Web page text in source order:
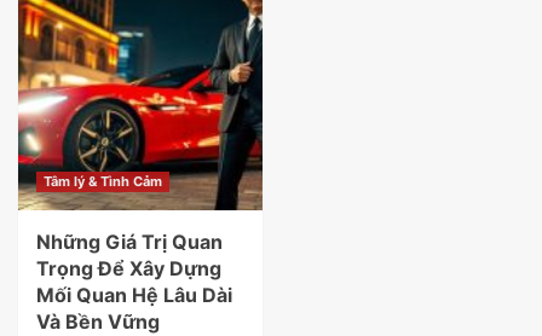
Tâm lý & Tình Cảm
Những Giá Trị Quan
Trọng Để Xây Dựng
Mối Quan Hệ Lâu Dài
Và Bền Vững